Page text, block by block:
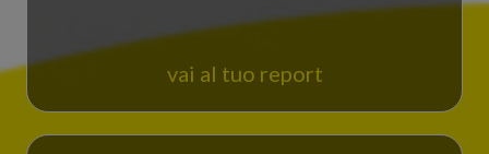
vai al tuo report